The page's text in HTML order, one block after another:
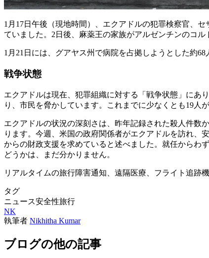
1月17日午後（現地時間）、エクアドルの犯罪検察官、
ていました。2日後、麻薬王の家族がアルゼンチンのコ
1月21日には、グアヤス州で病院を占拠しようとした約
戦争状態
エクアドルは現在、犯罪組織に対する「戦争状態」にあ
り、市民を脅かしています。これまでに少なくとも19人
エクアドルの状況の深刻さは、昨年記録された殺人件数
ります。今週、米国の政府関係者がエクアドルを訪れ、
からの財政支援を求めていると述べました。就任からわ
どうかは、まだ分かりません。
リアルタイムの旅行障害通知、遠隔医療、フライト追跡
タグ
ニュース安全性旅行
NK
執筆者 Nikhitha Kumar
ブログの他の記事